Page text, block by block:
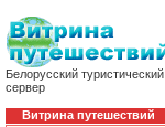
Белорусский туристический
сервер
Витрина путешествий